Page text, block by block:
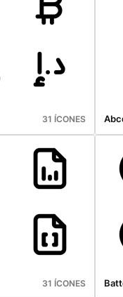
31 ÍCONES
31 ÍCONES